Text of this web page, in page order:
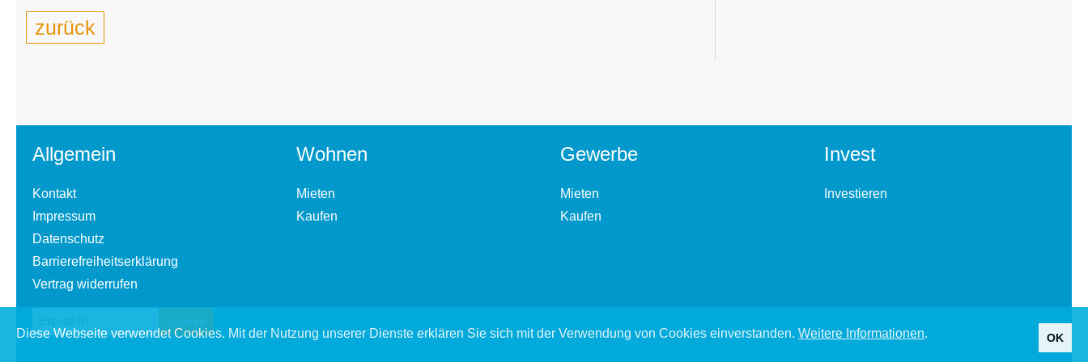
zurück
Allgemein
Kontakt
Impressum
Datenschutz
Barrierefreiheitserklärung
Vertrag widerrufen
Wohnen
Mieten
Kaufen
Gewerbe
Mieten
Kaufen
Invest
Investieren
Diese Webseite verwendet Cookies. Mit der Nutzung unserer Dienste erklären Sie sich mit der Verwendung von Cookies einverstanden. Weitere Informationen. OK